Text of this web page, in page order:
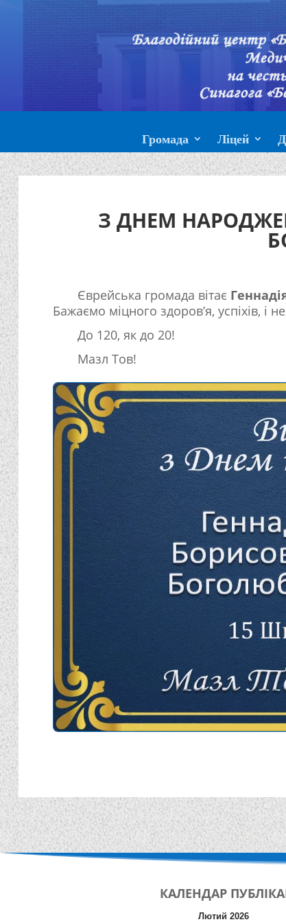
Громада Ліцей
З ДНЕМ
Єврейська громада вітає
Бажаємо міцного здоров’я, успіхів, і
До 120, як до 20!
Мазл Тов!
КАЛЕНДАР
Лютий 2026